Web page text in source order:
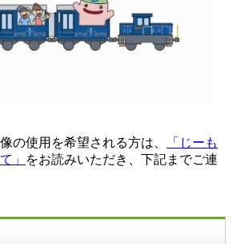
の使用を希望される方は、
「じーも
」
をお読みいただき、下記までご連